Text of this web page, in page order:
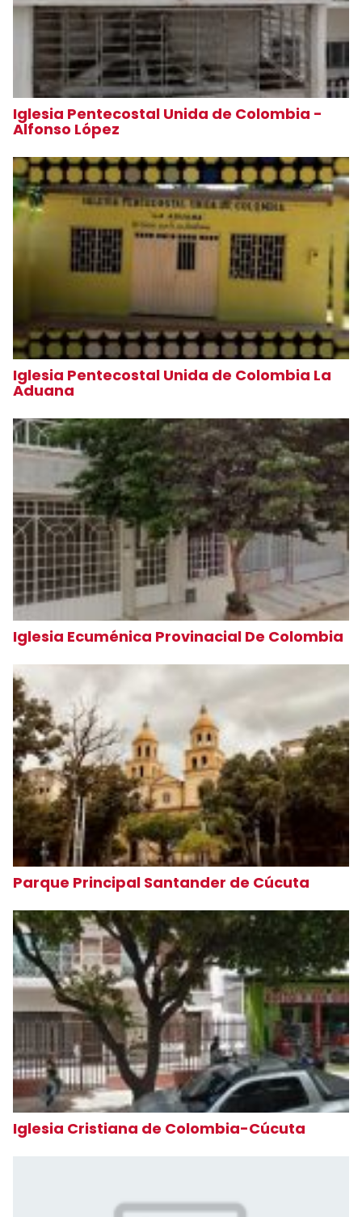
Iglesia Pentecostal Unida de Colombia -
Alfonso López
Iglesia Pentecostal Unida de Colombia La
Aduana
Iglesia Ecuménica Provinacial De Colombia
Parque Principal Santander de Cúcuta
Iglesia Cristiana de Colombia-Cúcuta